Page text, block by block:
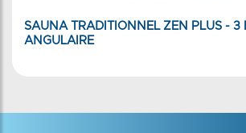
SAUNA TRADITIONNEL ZEN PLUS - 3
ANGULAIRE